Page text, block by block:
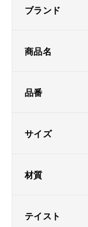
ブランド
商品名
品番
サイズ
材質
テイスト